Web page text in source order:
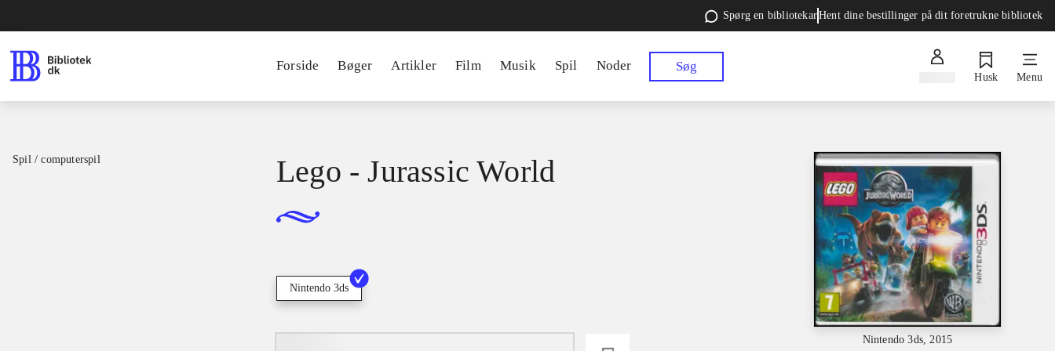
Spørg en bibliotekarHent dine bestillinger på dit foretrukne bibliotek
Forside Bøger Artikler Film Musik Spil Noder Søg
Husk Menu
Spil / computerspil
Nintendo 3ds, 2015
Lego - Jurassic World
Nintendo 3ds